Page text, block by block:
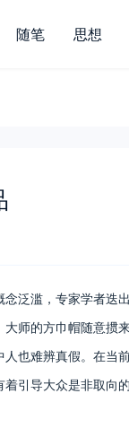
随笔 思想
滥，专家学者迭
师的方巾帽随意
也难辨真假。在
引导大众是非取向